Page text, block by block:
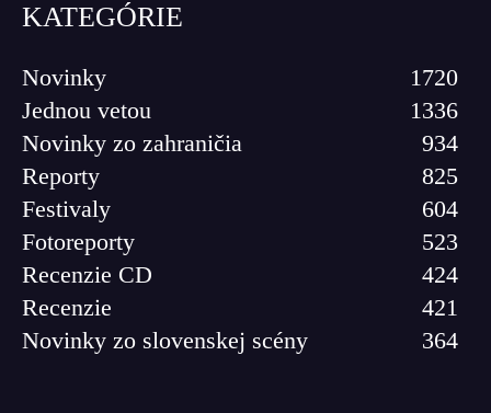
KATEGÓRIE
Novinky
1720
Jednou vetou
1336
Novinky zo zahraničia
934
Reporty
825
Festivaly
604
Fotoreporty
523
Recenzie CD
424
Recenzie
421
Novinky zo slovenskej scény
364